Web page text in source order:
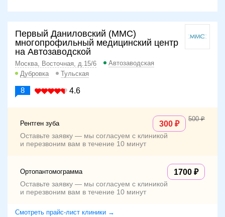
Первый Даниловский (ММС)
многопрофильный медицинский центр
на Автозаводской
Москва, Восточная, д.15/6
Автозаводская
Дубровка
Тульская
8 4.6
Рентген зуба 300
500
Оставьте заявку — мы согласуем с клиникой
и перезвоним вам в течение 10 минут
Ортопантомограмма 1700
Оставьте заявку — мы согласуем с клиникой
и перезвоним вам в течение 10 минут
Смотреть прайс-лист клиники →